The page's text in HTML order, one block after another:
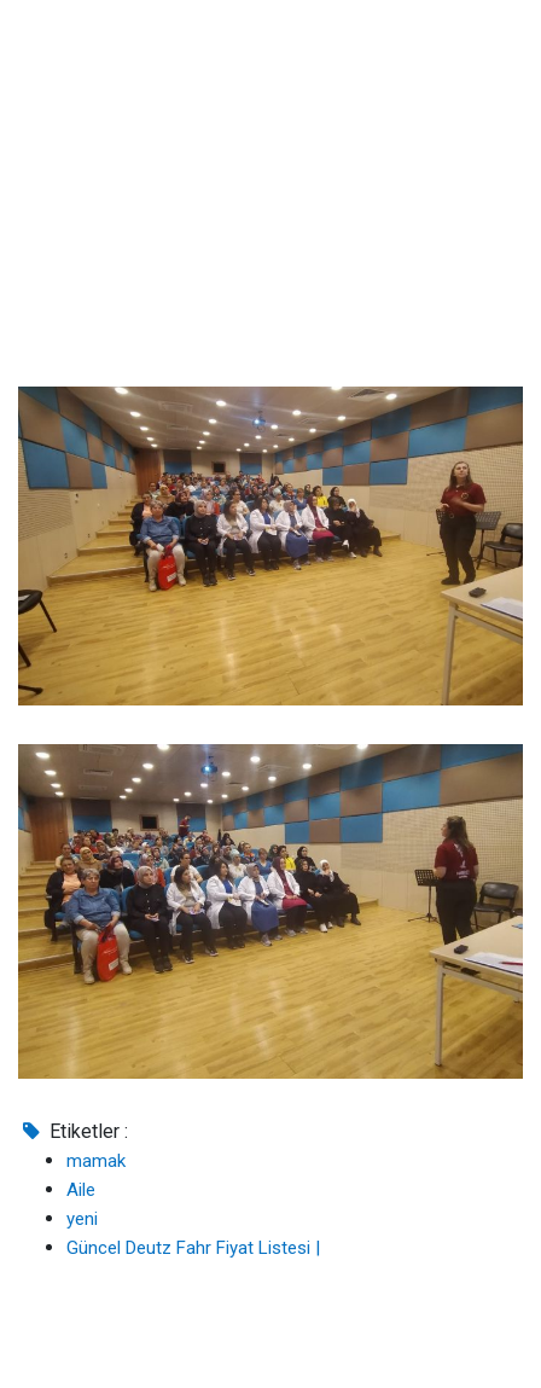
Etiketler :
mamak
Aile
yeni
Güncel Deutz Fahr Fiyat Listesi |